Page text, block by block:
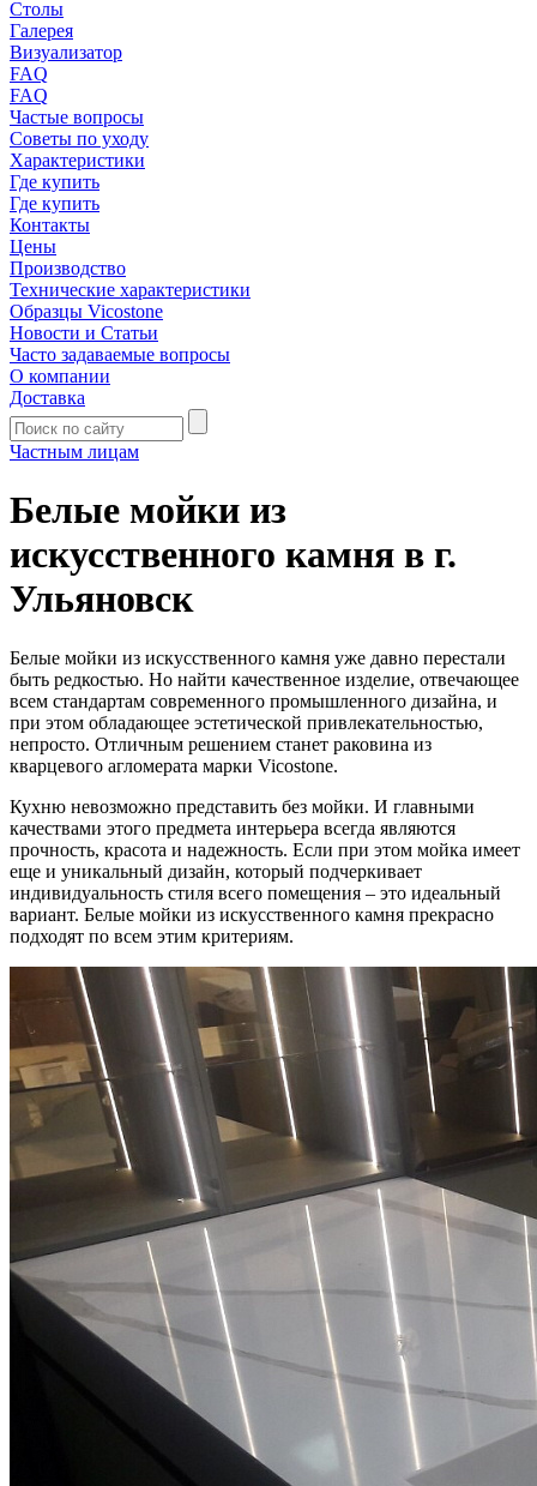
Столы
Галерея
Визуализатор
FAQ
FAQ
Частые вопросы
Советы по уходу
Характеристики
Где купить
Где купить
Контакты
Цены
Производство
Технические характеристики
Образцы Vicostone
Новости и Статьи
Часто задаваемые вопросы
О компании
Доставка
Частным лицам
Белые мойки из
искусственного камня в г.
Ульяновск
Белые мойки из искусственного камня уже давно перестали
быть редкостью. Но найти качественное изделие, отвечающее
всем стандартам современного промышленного дизайна, и
при этом обладающее эстетической привлекательностью,
непросто. Отличным решением станет раковина из
кварцевого агломерата марки Vicostone.
Кухню невозможно представить без мойки. И главными
качествами этого предмета интерьера всегда являются
прочность, красота и надежность. Если при этом мойка имеет
еще и уникальный дизайн, который подчеркивает
индивидуальность стиля всего помещения – это идеальный
вариант. Белые мойки из искусственного камня прекрасно
подходят по всем этим критериям.